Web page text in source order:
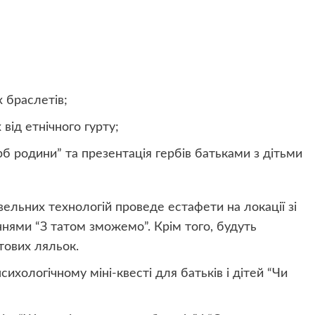
браслетів;
етнічного гурту;
родини” та презентація гербів батьками з дітьми
технологій проведе естафети на локації зі
“З татом зможемо”. Крім того, будуть
ляльок.
міні-квесті для батьків і дітей “Чи